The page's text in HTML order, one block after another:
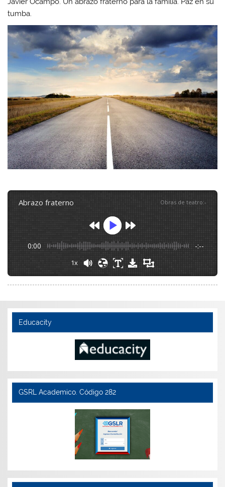
tumba.
abrazo fraterno Obras de teatro:-
0:00 -:--
1x
Educacity
GSRL Academico. Código 282